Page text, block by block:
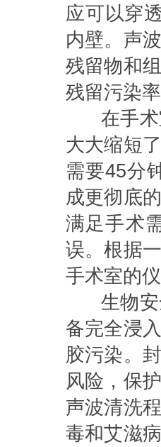
应可以穿
内壁。声
残留物和
残留污染
在手
大大缩短
需要45分
成更彻底
满足手术
误。根据
手术室的
生物安
备完全浸
胶污染。
风险，保
声波清洗
毒和艾滋